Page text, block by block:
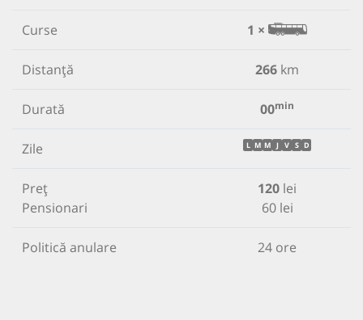
Curse 1 ×
Distanță 266 km
Durată 00min
Zile L M M J V S D
Preț
Pensionari
120 lei
60 lei
Politică anulare 24 ore